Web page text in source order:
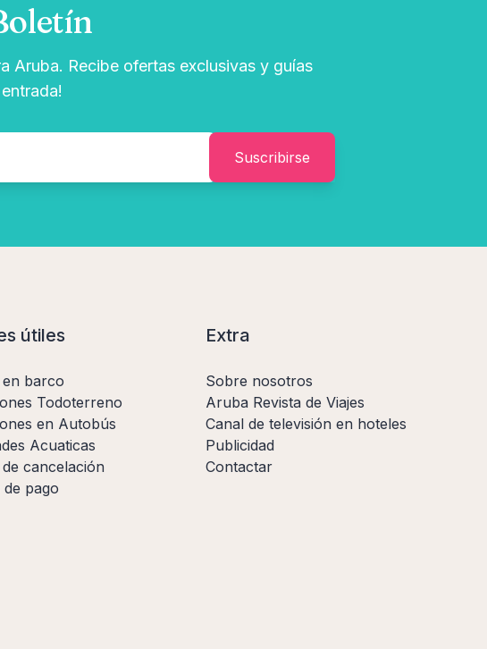
Aruba. Recibe ofertas exclusivas y guías
Suscribirse
útiles
en barco
Todoterreno
en Autobús
Acuaticas
cancelación
de pago
Extra
Sobre nosotros
Aruba Revista de Viajes
Canal de televisión en hoteles
Publicidad
Contactar